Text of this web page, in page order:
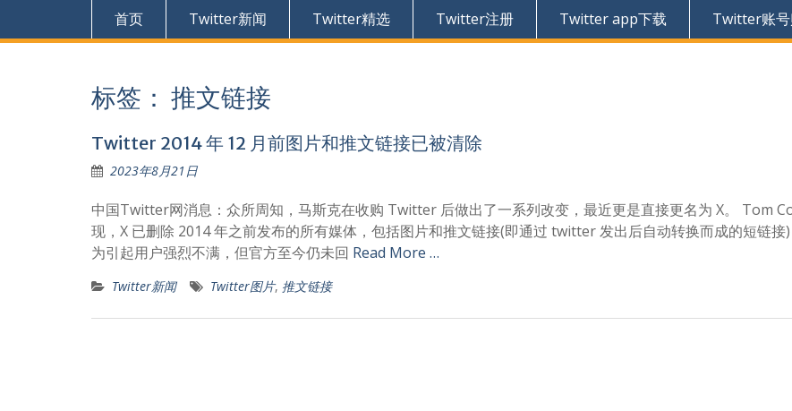
首页 Twitter新闻 Twitter精选 Twitter注册 Twitter app下载 Twitter账
标签： 推文链接
Twitter 2014 年 12 月前图片和推文链接已被清除
2023年8月21日
中国Twitter网消息：众所周知，马斯克在收购 Twitter 后做出了一系列改变，最近更是直接更名为 X。 Tom
现，X 已删除 2014 年之前发布的所有媒体，包括图片和推文链接(即通过 twitter 发出后自动转换而成的短链接
为引起用户强烈不满，但官方至今仍未回 Read More …
Twitter新闻 Twitter图片, 推文链接